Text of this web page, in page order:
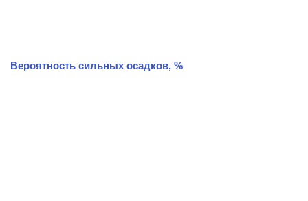
Вероятность сильных осадков, %